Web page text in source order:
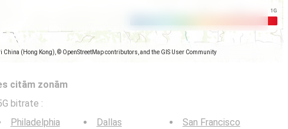
China (Hong Kong), © OpenStreetMap contributors, and the GIS User Community
citām zonām
bitrate :
Philadelphia
Dallas
San Francisco